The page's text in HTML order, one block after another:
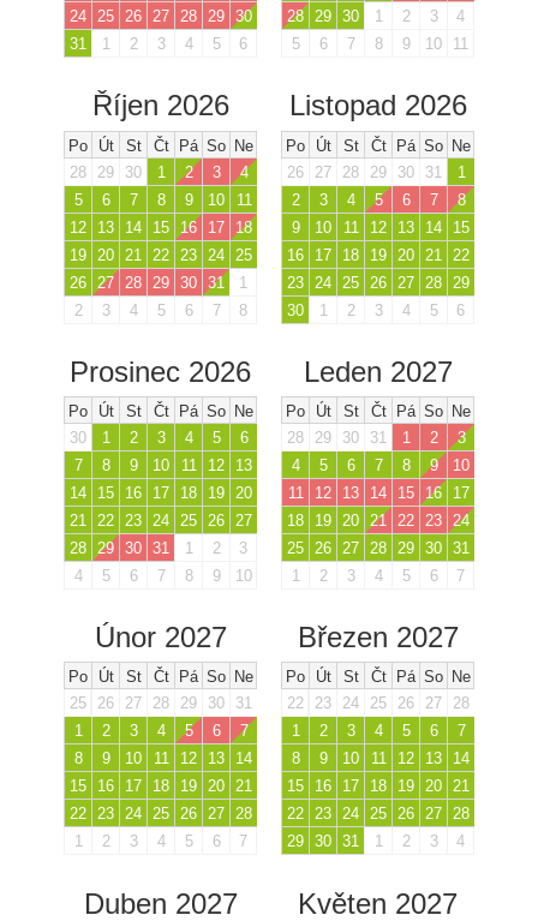
24 25 26 27 28 29 30
31
1 2 3 4 5 6
28 29 30 1 2 3
4
5
6 7 8 9 10 11
Říjen 2026
Po Út St Čt Pá So Ne
28
29 30 1 2 3
4
5
6 7 8 9 10
11
12
13 14 15 16 17
18
19
20 21 22 23 24
25
26
27 28 29 30 31
1
2
3 4 5 6 7 8
Listopad 2026
Po Út St Čt Pá So Ne
26
27 28 29 30 31
1
2
3 4 5 6 7
8
9
10 11 12 13 14
15
16
17 18 19 20 21
22
23
24 25 26 27 28
29
30
1 2 3 4 5 6
Prosinec 2026
Po Út St Čt Pá So Ne
30
1 2 3 4 5
6
7
8 9 10 11 12
13
14
15 16 17 18 19
20
21
22 23 24 25 26
27
28
29 30 31 1 2
3
4
5 6 7 8 9 10
Leden 2027
Po Út St Čt Pá So Ne
28
29 30 31 1 2
3
4
5 6 7 8 9
10
11
12 13 14 15 16
17
18
19 20 21 22 23
24
25
26 27 28 29 30 31
1
2 3 4 5 6 7
Únor 2027
Po Út St Čt Pá So Ne
25
26 27 28 29 30
31
1
2 3 4 5 6
7
8
9 10 11 12 13
14
15
16 17 18 19 20 21
22 23 24 25 26 27 28
1
2 3 4 5 6 7
Březen 2027
Po Út St Čt Pá So Ne
22
23 24 25 26 27
28
1
2 3 4 5 6
7
8
9 10 11 12 13
14
15
16 17 18 19 20 21
22 23 24 25 26 27 28
29 30 31 1 2 3 4
Duben 2027 Květen 2027